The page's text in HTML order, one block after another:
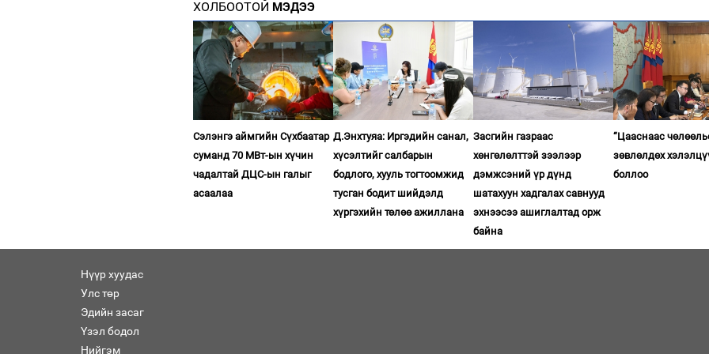
ХОЛБООТОЙ МЭДЭЭ
Сэлэнгэ аймгийн Сүхбаатар
суманд 70 МВт-ын хүчин
чадалтай ДЦС-ын галыг
асаалаа
Д.Энхтуяа: Иргэдийн санал,
хүсэлтийг салбарын
бодлого, хууль тогтоомжид
тусган бодит шийдэлд
хүргэхийн төлөө ажиллана
Засгийн газраас
хөнгөлөлттэй зээлээр
дэмжсэний үр дүнд
шатахуун хадгалах савнууд
эхнээсээ ашиглалтад орж
байна
“Цааснаас
зөвлөлдөх
боллоо
Нүүр хуудас
Улс төр
Эдийн засаг
Үзэл бодол
Нийгэм